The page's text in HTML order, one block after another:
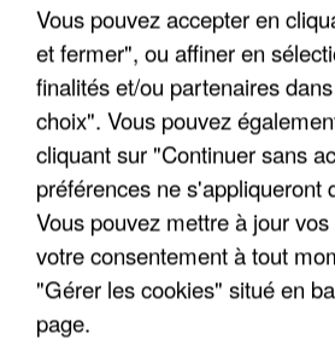
APRÈS TOUTES CES
DE FAUNE SAUVAGE SONT...
Vous pouvez accepter en
et fermer", ou affiner en
finalités et/ou partenaires
choix". Vous pouvez
cliquant sur "Continuer sans
préférences ne s'appliqueront
Vous pouvez mettre à jour
votre consentement à tout
"Gérer les cookies" situé en
page.